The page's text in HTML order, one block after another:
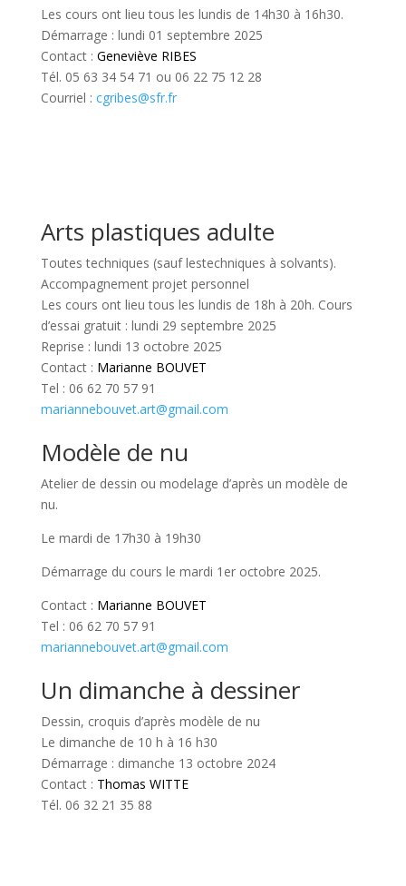
Les cours ont lieu tous les lundis de 14h30 à 16h30.
Démarrage : lundi 01 septembre 2025
Contact : Geneviève RIBES
Tél. 05 63 34 54 71 ou 06 22 75 12 28
Courriel : cgribes@sfr.fr
Arts plastiques adulte
Toutes techniques (sauf lestechniques à solvants).
Accompagnement projet personnel
Les cours ont lieu tous les lundis de 18h à 20h. Cours
d’essai gratuit : lundi 29 septembre 2025
Reprise : lundi 13 octobre 2025
Contact : Marianne BOUVET
Tel : 06 62 70 57 91
mariannebouvet.art@gmail.com
Modèle de nu
Atelier de dessin ou modelage d’après un modèle de
nu.
Le mardi de 17h30 à 19h30
Démarrage du cours le mardi 1er octobre 2025.
Contact : Marianne BOUVET
Tel : 06 62 70 57 91
mariannebouvet.art@gmail.com
Un dimanche à dessiner
Dessin, croquis d’après modèle de nu
Le dimanche de 10 h à 16 h30
Démarrage : dimanche 13 octobre 2024
Contact : Thomas WITTE
Tél. 06 32 21 35 88